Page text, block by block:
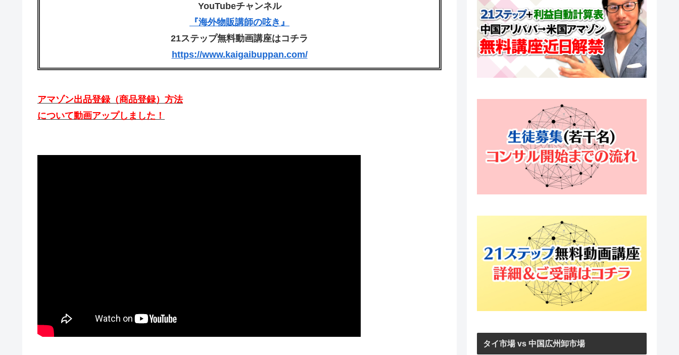
YouTubeチャンネル
『海外物販講師の呟き』
21ステップ無料動画講座はコチラ
https://www.kaigaibuppan.com/
アマゾン出品登録（商品登録）方法
について動画アップしました！
タイ市場 vs 中国広州卸市場